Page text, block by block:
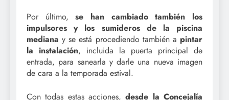
Por último,se han cambiado también los
impulsores y los sumideros de la piscina
mediana y se está procediendo también a pintar
la instalación, incluida la puerta principal de
entrada, para sanearla y darle una nueva imagen
de cara a la temporada estival.
Con todas estas acciones,desde la Concejalía